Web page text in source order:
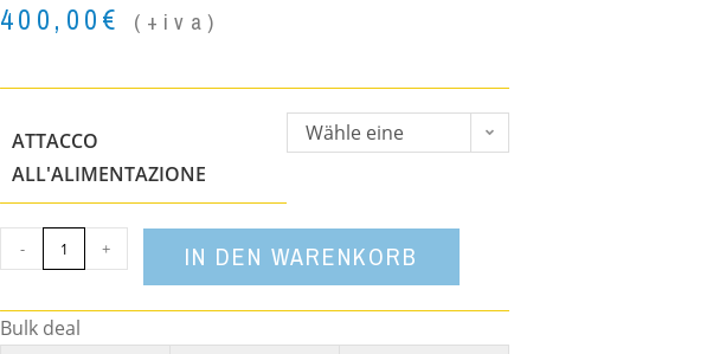
400,00€ (+iva)
ATTACCO
ALL'ALIMENTAZIONE
Wähle eine
- + IN DEN WARENKORB
Bulk deal